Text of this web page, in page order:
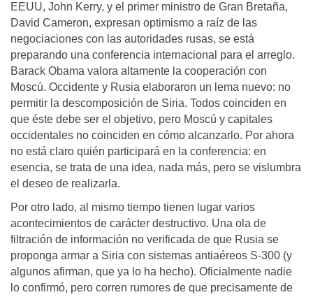
EEUU, John Kerry, y el primer ministro de Gran Bretaña,
David Cameron, expresan optimismo a raíz de las
negociaciones con las autoridades rusas, se está
preparando una conferencia internacional para el arreglo.
Barack Obama valora altamente la cooperación con
Moscú. Occidente y Rusia elaboraron un lema nuevo: no
permitir la descomposición de Siria. Todos coinciden en
que éste debe ser el objetivo, pero Moscú y capitales
occidentales no coinciden en cómo alcanzarlo. Por ahora
no está claro quién participará en la conferencia: en
esencia, se trata de una idea, nada más, pero se vislumbra
el deseo de realizarla.
Por otro lado, al mismo tiempo tienen lugar varios
acontecimientos de carácter destructivo. Una ola de
filtración de información no verificada de que Rusia se
proponga armar a Siria con sistemas antiaéreos S-300 (y
algunos afirman, que ya lo ha hecho). Oficialmente nadie
lo confirmó, pero corren rumores de que precisamente de